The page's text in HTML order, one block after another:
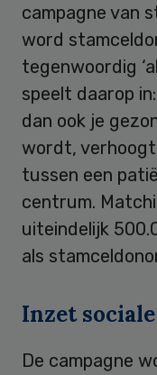
campagne van
word
tegenwoordig
speelt daarop
dan ook je
wordt,
tussen een
centrum.
uiteindelijk
als
Inzet
De campagne